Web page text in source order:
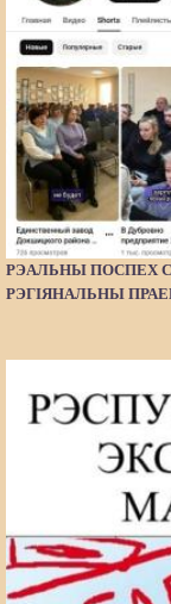
РЭАЛЬНЫ ПОСПЕХ
РЭГІЯНАЛЬНЫ